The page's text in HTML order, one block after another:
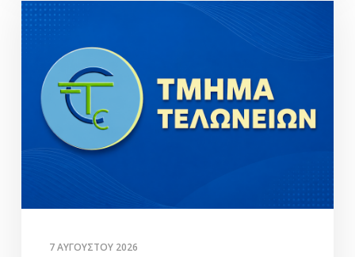
7 ΑΥΓΟΎΣΤΟΥ 2026